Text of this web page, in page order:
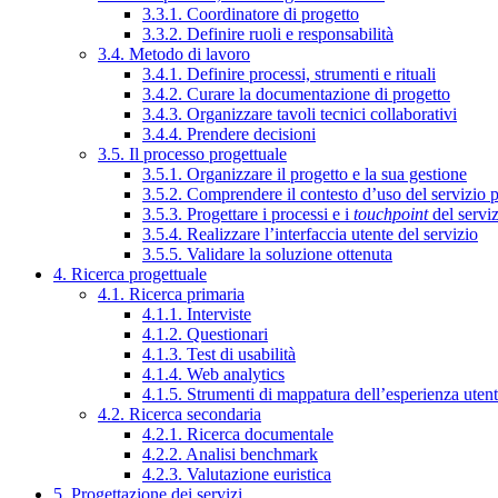
3.3.1. Coordinatore di progetto
3.3.2. Definire ruoli e responsabilità
3.4. Metodo di lavoro
3.4.1. Definire processi, strumenti e rituali
3.4.2. Curare la documentazione di progetto
3.4.3. Organizzare tavoli tecnici collaborativi
3.4.4. Prendere decisioni
3.5. Il processo progettuale
3.5.1. Organizzare il progetto e la sua gestione
3.5.2. Comprendere il contesto d’uso del servizio
3.5.3. Progettare i processi e i touchpointdel
3.5.4. Realizzare l’interfaccia utente del servizio
3.5.5. Validare la soluzione ottenuta
4. Ricerca progettuale
4.1. Ricerca primaria
4.1.1. Interviste
4.1.2. Questionari
4.1.3. Test di usabilità
4.1.4. Web analytics
4.1.5. Strumenti di mappatura dell’esperienza
4.2. Ricerca secondaria
4.2.1. Ricerca documentale
4.2.2. Analisi benchmark
4.2.3. Valutazione euristica
5. Progettazione dei servizi